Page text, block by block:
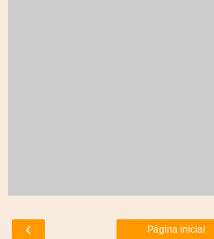
‹ Página inicial